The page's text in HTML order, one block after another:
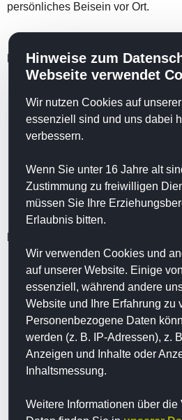
persönliches Beisein vor Ort.
Ihre Vorteile:
Flexibel & Stressfrei:
Hause oder kurz in der Praxis.
Tiefen-Einblick:Analyse von
Organbelastungen und
Ganzheitliche Lösung:Sie
Therapieplan basierend auf
Patienten mit langem
Umfassende Ursachensuche
Erschöpfung.
Hinweise zum
Webseite verwendet
Wir nutzen Cookies auf
essenziell sind und uns dabei
verbessern.
Wenn Sie unter 16 Jahre alt
Zustimmung zu freiwilligen
müssen Sie Ihre
Erlaubnis bitten.
Wir verwenden Cookies und
auf unserer Website. Einige
essenziell, während andere
Website und Ihre Erfahrung zu
Personenbezogene Daten
werden (z. B. IP-Adressen), z.
Anzeigen und Inhalte oder
Inhaltsmessung.
Weitere Informationen über die